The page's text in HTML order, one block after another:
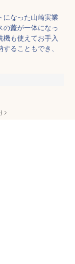
になった山崎実業
蓋が一体になっ
機も使えてお手入
ることもでき、
>